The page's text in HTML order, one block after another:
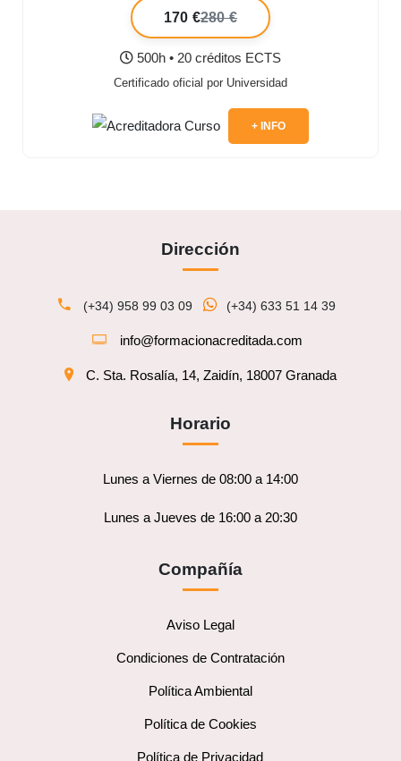
170 €280 €
500h • 20 créditos ECTS
Certificado oficial por Universidad
+ INFO
Dirección
(+34) 958 99 03 09 (+34) 633 51 14 39
info@formacionacreditada.com
C. Sta. Rosalía, 14, Zaidín, 18007 Granada
Horario
Lunes a Viernes de 08:00 a 14:00
Lunes a Jueves de 16:00 a 20:30
Compañía
Aviso Legal
Condiciones de Contratación
Política Ambiental
Política de Cookies
Política de Privacidad